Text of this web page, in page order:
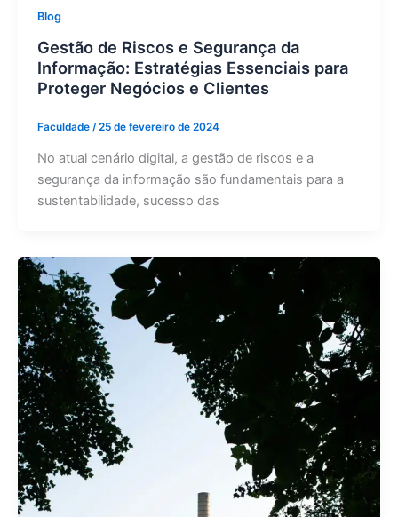
Blog
Gestão de Riscos e Segurança da
Informação: Estratégias Essenciais para
Proteger Negócios e Clientes
Faculdade /25 de fevereiro de 2024
No atual cenário digital, a gestão de riscos e a
segurança da informação são fundamentais para a
sustentabilidade, sucesso das